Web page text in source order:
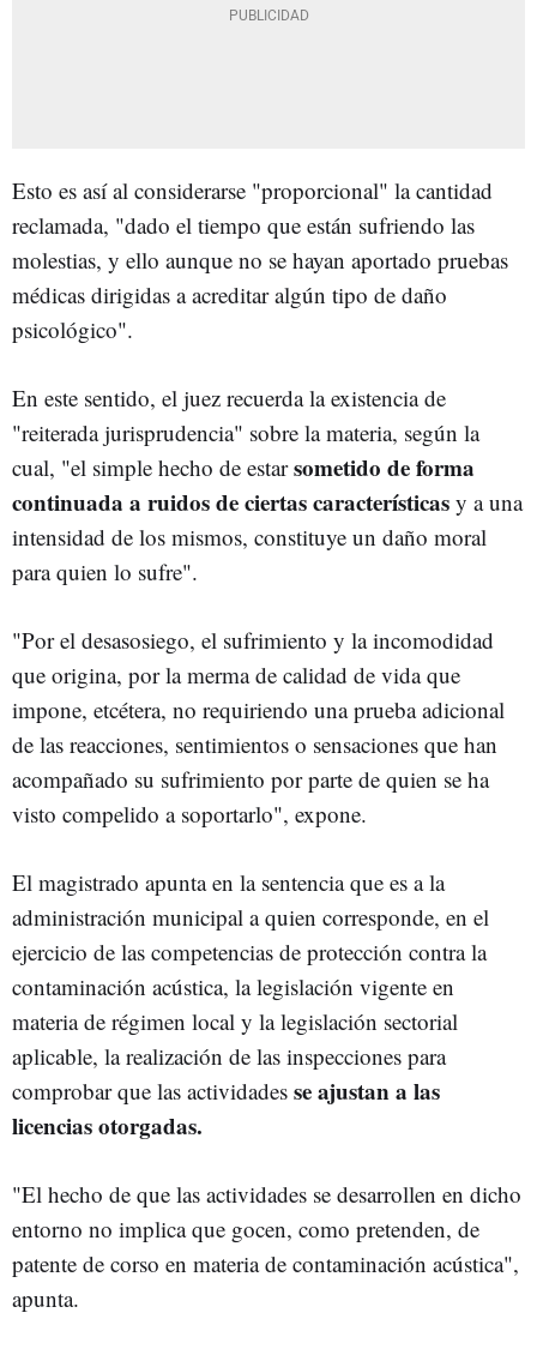
Esto es así al considerarse "proporcional" la cantidad
reclamada, "dado el tiempo que están sufriendo las
molestias, y ello aunque no se hayan aportado pruebas
médicas dirigidas a acreditar algún tipo de daño
psicológico".
En este sentido, el juez recuerda la existencia de
"reiterada jurisprudencia" sobre la materia, según la
cual, "el simple hecho de estarsometido de forma
continuada a ruidos de ciertas características y a una
intensidad de los mismos, constituye un daño moral
para quien lo sufre".
"Por el desasosiego, el sufrimiento y la incomodidad
que origina, por la merma de calidad de vida que
impone, etcétera, no requiriendo una prueba adicional
de las reacciones, sentimientos o sensaciones que han
acompañado su sufrimiento por parte de quien se ha
visto compelido a soportarlo", expone.
El magistrado apunta en la sentencia que es a la
administración municipal a quien corresponde, en el
ejercicio de las competencias de protección contra la
contaminación acústica, la legislación vigente en
materia de régimen local y la legislación sectorial
aplicable, la realización de las inspecciones para
comprobar que las actividades se ajustan a las
licencias otorgadas.
"El hecho de que las actividades se desarrollen en dicho
entorno no implica que gocen, como pretenden, de
patente de corso en materia de contaminación acústica",
apunta.